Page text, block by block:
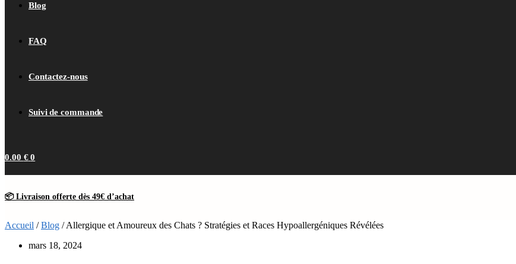
Blog
FAQ
Contactez-nous
Suivi de commande
0.00 € 0
📦 Livraison offerte dès 49€ d’achat
Accueil /Blog /Allergique et Amoureux des Chats ? Stratégies et Races Hypoallergéniques Révélées
mars 18, 2024